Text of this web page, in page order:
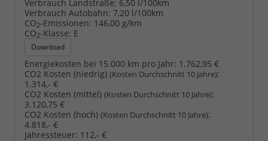
Verbrauch Landstraße: 6,50 l/100km
Verbrauch Autobahn: 7,20 l/100km
CO2-Emissionen: 146,00 g/km
CO2-Klasse: E
Download
Energiekosten bei 15.000 km pro Jahr: 1.762,95 €
CO2 Kosten (niedrig) (Kosten Durchschnitt 10 Jahre):
1.314,- €
CO2 Kosten (mittel) (Kosten Durchschnitt 10 Jahre):
3.120,75 €
CO2 Kosten (hoch) (Kosten Durchschnitt 10 Jahre):
4.818,- €
Jahressteuer: 112,- €